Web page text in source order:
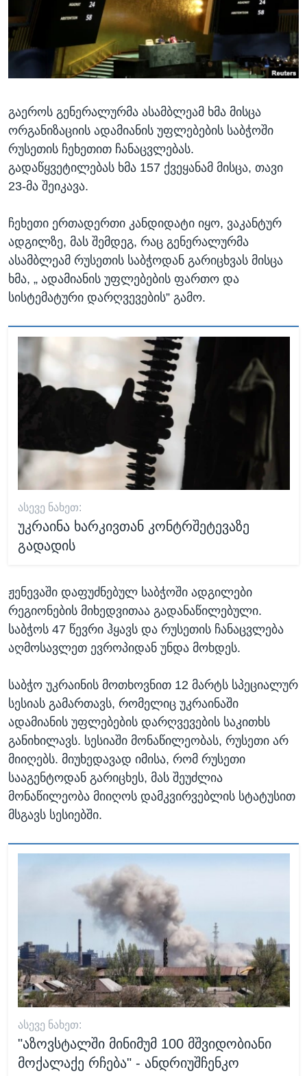
ᲡᲢᲣᲓᲘᲐ ᲕᲐᲨᲘᲜᲒᲢᲝᲜᲘ
ᲯᲐᲜᲛᲠᲗᲔᲚᲝᲑᲐ
ᲛᲔᲪᲜᲘᲔᲠᲔᲑᲐ
ᲙᲣᲚᲢᲣᲠᲐ
ᲒᲐᲚᲘᲚᲔᲝ
ᲓᲔᲖᲘᲜᲤᲝᲠᲛᲐᲪᲘᲐ
Learning English
ᲗᲕᲐᲚᲘ ᲒᲕᲐᲓᲔᲕᲜᲔᲗ
ენები
გაეროს გენერალურმა ასამბლეამ ხმა მისცა
ორგანიზაციის ადამიანის უფლებების საბჭოში
რუსეთის ჩეხეთით ჩანაცვლებას.
გადაწყვეტილებას ხმა 157 ქვეყანამ მისცა, თავი
23-მა შეიკავა.
ჩეხეთი ერთადერთი კანდიდატი იყო, ვაკანტურ
ადგილზე, მას შემდეგ, რაც გენერალურმა
ასამბლეამ რუსეთის საბჭოდან გარიცხვას მისცა
ხმა, „ ადამიანის უფლებების ფართო და
სისტემატური დარღვევების” გამო.
ᲐᲡᲔᲕᲔ ᲜᲐᲮᲔᲗ:
უკრაინა ხარკივთან კონტრშეტევაზე
გადადის
ჟენევაში დაფუძნებულ საბჭოში ადგილები
რეგიონების მიხედვითაა გადანაწილებული.
საბჭოს 47 წევრი ჰყავს და რუსეთის ჩანაცვლება
აღმოსავლეთ ევროპიდან უნდა მოხდეს.
საბჭო უკრაინის მოთხოვნით 12 მარტს სპეციალურ
სესიას გამართავს, რომელიც უკრაინაში
ადამიანის უფლებების დარღვევების საკითხს
განიხილავს. სესიაში მონაწილეობას, რუსეთი არ
მიიღებს. მიუხედავად იმისა, რომ რუსეთი
სააგენტოდან გარიცხეს, მას შეუძლია
მონაწილეობა მიიღოს დამკვირვებლის სტატუსით
მსგავს სესიებში.
ᲐᲡᲔᲕᲔ ᲜᲐᲮᲔᲗ:
"აზოვსტალში მინიმუმ 100 მშვიდობიანი
მოქალაქე რჩება" - ანდრიუშჩენკო